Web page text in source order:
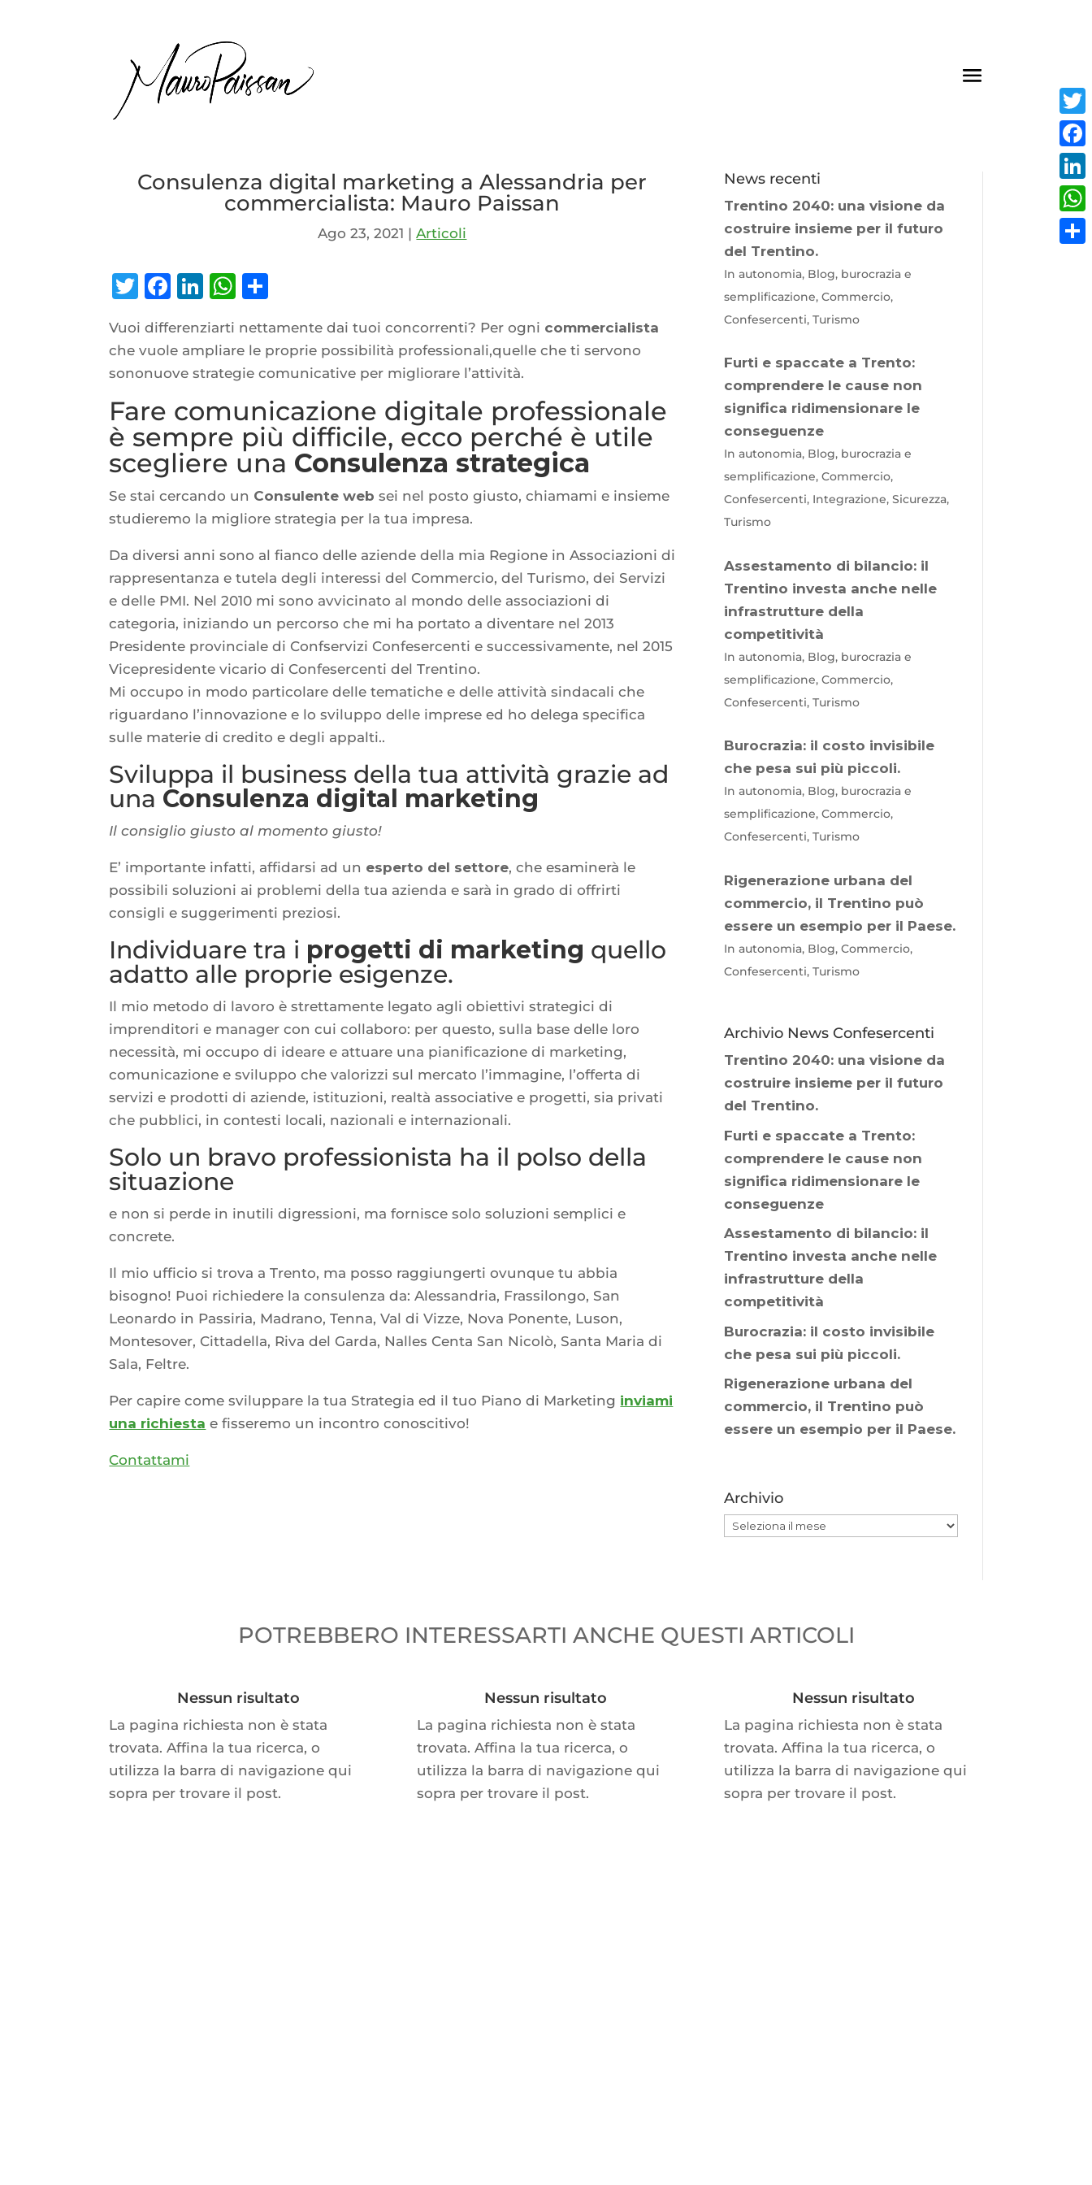
Consulenza digital marketing a Alessandria per
commercialista: Mauro Paissan
Ago 23, 2021 |Articoli
Twitter
Facebook
LinkedIn
WhatsApp
Vuoi differenziarti nettamente dai tuoi concorrenti? Per ogni commercialista
che vuole ampliare le proprie possibilità professionali,quelle che ti servono
sononuove strategie comunicative per migliorare l’attività.
Fare comunicazione digitale professionale
è sempre più difficile, ecco perché è utile
scegliere una Consulenza strategica
Se stai cercando un Consulente web sei nel posto giusto, chiamami e insieme
studieremo la migliore strategia per la tua impresa.
Da diversi anni sono al fianco delle aziende della mia Regione in Associazioni di
rappresentanza e tutela degli interessi del Commercio, del Turismo, dei Servizi
e delle PMI. Nel 2010 mi sono avvicinato al mondo delle associazioni di
categoria, iniziando un percorso che mi ha portato a diventare nel 2013
Presidente provinciale di Confservizi Confesercenti e successivamente, nel 2015
Vicepresidente vicario di Confesercenti del Trentino.
Mi occupo in modo particolare delle tematiche e delle attività sindacali che
riguardano l’innovazione e lo sviluppo delle imprese ed ho delega specifica
sulle materie di credito e degli appalti..
Sviluppa il business della tua attività grazie ad
una Consulenza digital marketing
Il consiglio giusto al momento giusto!
E’ importante infatti, affidarsi ad un esperto del settore, che esaminerà le
possibili soluzioni ai problemi della tua azienda e sarà in grado di offrirti
consigli e suggerimenti preziosi.
Individuare tra i progetti di marketing quello
adatto alle proprie esigenze.
Il mio metodo di lavoro è strettamente legato agli obiettivi strategici di
imprenditori e manager con cui collaboro: per questo, sulla base delle loro
necessità, mi occupo di ideare e attuare una pianificazione di marketing,
comunicazione e sviluppo che valorizzi sul mercato l’immagine, l’offerta di
servizi e prodotti di aziende, istituzioni, realtà associative e progetti, sia privati
che pubblici, in contesti locali, nazionali e internazionali.
Solo un bravo professionista ha il polso della
situazione
e non si perde in inutili digressioni, ma fornisce solo soluzioni semplici e
concrete.
Il mio ufficio si trova a Trento, ma posso raggiungerti ovunque tu abbia
bisogno! Puoi richiedere la consulenza da: Alessandria, Frassilongo, San
Leonardo in Passiria, Madrano, Tenna, Val di Vizze, Nova Ponente, Luson,
Montesover, Cittadella, Riva del Garda, Nalles Centa San Nicolò, Santa Maria di
Sala, Feltre.
Per capire come sviluppare la tua Strategia ed il tuo Piano di Marketing inviami
una richiesta e fisseremo un incontro conoscitivo!
Contattami
News recenti
Trentino 2040: una visione da
costruire insieme per il futuro
del Trentino.
In autonomia, Blog, burocrazia e
semplificazione, Commercio,
Confesercenti, Turismo
Furti e spaccate a Trento:
comprendere le cause non
significa ridimensionare le
conseguenze
In autonomia, Blog, burocrazia e
semplificazione, Commercio,
Confesercenti, Integrazione, Sicurezza,
Turismo
Assestamento di bilancio: il
Trentino investa anche nelle
infrastrutture della
competitività
In autonomia, Blog, burocrazia e
semplificazione, Commercio,
Confesercenti, Turismo
Burocrazia: il costo invisibile
che pesa sui più piccoli.
In autonomia, Blog, burocrazia e
semplificazione, Commercio,
Confesercenti, Turismo
Rigenerazione urbana del
commercio, il Trentino può
essere un esempio per il Paese.
In autonomia, Blog, Commercio,
Confesercenti, Turismo
Archivio News Confesercenti
Trentino 2040: una visione da
costruire insieme per il futuro
del Trentino.
Furti e spaccate a Trento:
comprendere le cause non
significa ridimensionare le
conseguenze
Assestamento di bilancio: il
Trentino investa anche nelle
infrastrutture della
competitività
Burocrazia: il costo invisibile
che pesa sui più piccoli.
Rigenerazione urbana del
commercio, il Trentino può
essere un esempio per il Paese.
Archivio
Archivio
POTREBBERO INTERESSARTI ANCHE QUESTI ARTICOLI
Nessun risultato
La pagina richiesta non è stata
trovata. Affina la tua ricerca, o
utilizza la barra di navigazione qui
sopra per trovare il post.
Nessun risultato
La pagina richiesta non è stata
trovata. Affina la tua ricerca, o
utilizza la barra di navigazione qui
sopra per trovare il post.
Nessun risultato
La pagina richiesta non è stata
trovata. Affina la tua ricerca, o
utilizza la barra di navigazione qui
sopra per trovare il post.